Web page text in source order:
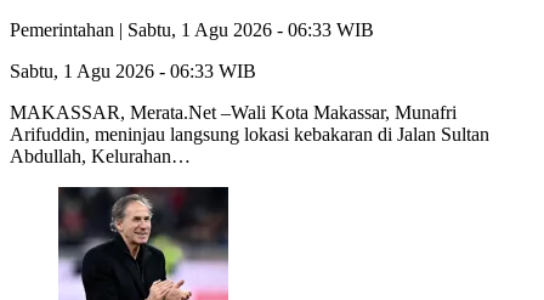
Pemerintahan | Sabtu, 1 Agu 2026 - 06:33 WIB
Sabtu, 1 Agu 2026 - 06:33 WIB
MAKASSAR, Merata.Net –Wali Kota Makassar, Munafri
Arifuddin, meninjau langsung lokasi kebakaran di Jalan Sultan
Abdullah, Kelurahan…